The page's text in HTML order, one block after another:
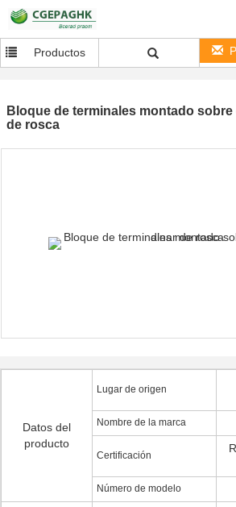
Productos
Bloque de terminales montado
de rosca
Datos del
producto
Lugar de origen
Nombre de la marca
Certificación
Número de modelo